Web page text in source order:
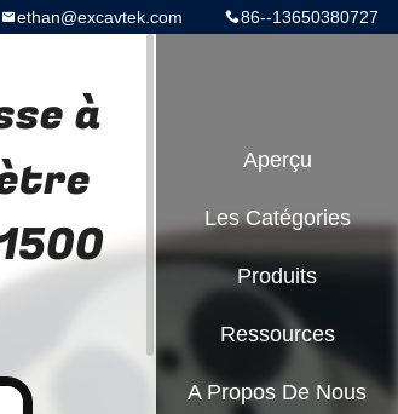
86--13650380727
ethan@excavtek.com
à
Aperçu
Les Catégories
Produits
Ressources
A Propos De Nous